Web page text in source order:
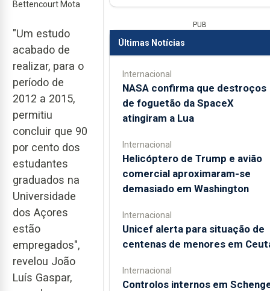
Bettencourt Mota
"Um estudo
acabado de
realizar, para o
período de
2012 a 2015,
permitiu
concluir que 90
por cento dos
estudantes
graduados na
Universidade
dos Açores
estão
empregados",
revelou João
Luís Gaspar,
PUB
Últimas Notícias
Internacional
NASA confirma que destroços
de foguetão da SpaceX
atingiram a Lua
Internacional
Helicóptero de Trump e avião
comercial aproximaram-se
demasiado em Washington
Internacional
Unicef alerta para situação de
centenas de menores em
Internacional
Controlos internos em